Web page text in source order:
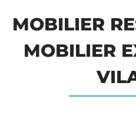
MOBILIER
MOBILIER